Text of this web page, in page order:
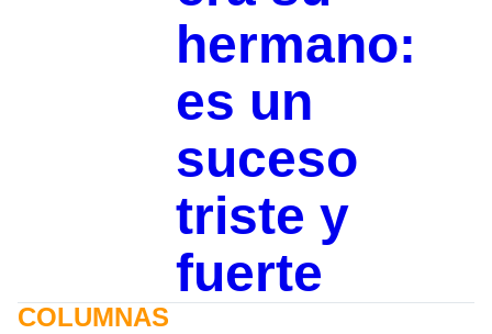
hermano:
es un
suceso
triste y
fuerte
COLUMNAS